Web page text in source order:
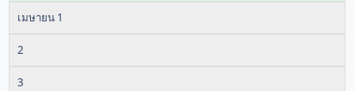
เมษายน 1
2
3